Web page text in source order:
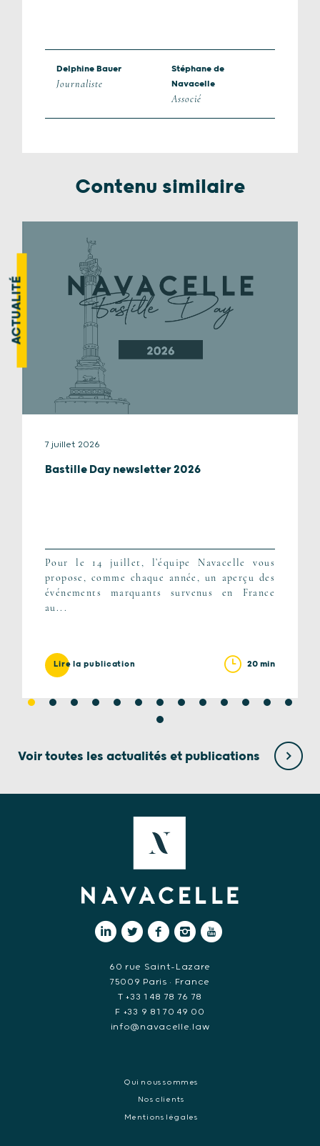
Delphine Bauer
Journaliste
Stéphane de
Navacelle
Associé
Contenu similaire
ACTUALITÉ
7 juillet 2026
Bastille Day newsletter 2026
Pour le 14 juillet, l’équipe Navacelle vous
propose, comme chaque année, un aperçu des
événements marquants survenus en France
au...
Lire la publication 20 min
Voir toutes les actualités et publications
60 rue Saint-Lazare
75009 Paris • France
T +33 1 48 78 76 78
F +33 9 81 70 49 00
info@navacelle.law
Qui nous sommes
Nos clients
Mentions légales